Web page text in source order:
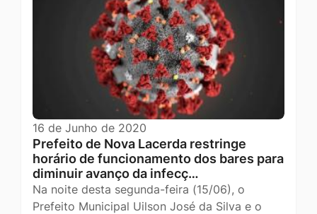
16 de Junho de 2020
Prefeito de Nova Lacerda restringe
horário de funcionamento dos bares para
diminuir avanço da infecç…
Na noite desta segunda-feira (15/06), o
Prefeito Municipal Uilson José da Silva e o